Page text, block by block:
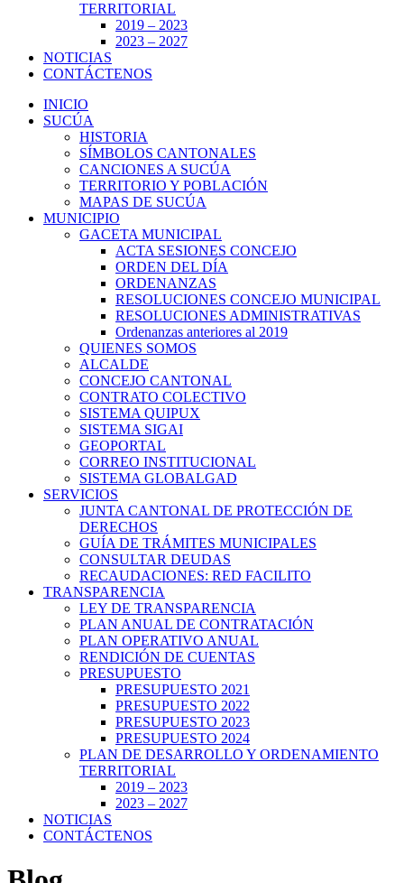
TERRITORIAL
2019 – 2023
2023 – 2027
NOTICIAS
CONTÁCTENOS
INICIO
SUCÚA
HISTORIA
SÍMBOLOS CANTONALES
CANCIONES A SUCÚA
TERRITORIO Y POBLACIÓN
MAPAS DE SUCÚA
MUNICIPIO
GACETA MUNICIPAL
ACTA SESIONES CONCEJO
ORDEN DEL DÍA
ORDENANZAS
RESOLUCIONES CONCEJO MUNICIPAL
RESOLUCIONES ADMINISTRATIVAS
Ordenanzas anteriores al 2019
QUIENES SOMOS
ALCALDE
CONCEJO CANTONAL
CONTRATO COLECTIVO
SISTEMA QUIPUX
SISTEMA SIGAI
GEOPORTAL
CORREO INSTITUCIONAL
SISTEMA GLOBALGAD
SERVICIOS
JUNTA CANTONAL DE PROTECCIÓN DE
DERECHOS
GUÍA DE TRÁMITES MUNICIPALES
CONSULTAR DEUDAS
RECAUDACIONES: RED FACILITO
TRANSPARENCIA
LEY DE TRANSPARENCIA
PLAN ANUAL DE CONTRATACIÓN
PLAN OPERATIVO ANUAL
RENDICIÓN DE CUENTAS
PRESUPUESTO
PRESUPUESTO 2021
PRESUPUESTO 2022
PRESUPUESTO 2023
PRESUPUESTO 2024
PLAN DE DESARROLLO Y ORDENAMIENTO
TERRITORIAL
2019 – 2023
2023 – 2027
NOTICIAS
CONTÁCTENOS